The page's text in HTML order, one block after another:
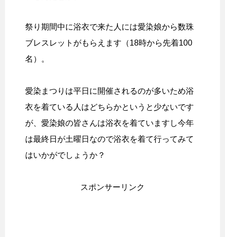
祭り期間中に浴衣で来た人には愛染娘から数珠
ブレスレットがもらえます（18時から先着100
名）。
愛染まつりは平日に開催されるのが多いため浴
衣を着ている人はどちらかというと少ないです
が、愛染娘の皆さんは浴衣を着ていますし今年
は最終日が土曜日なので浴衣を着て行ってみて
はいかがでしょうか？
スポンサーリンク